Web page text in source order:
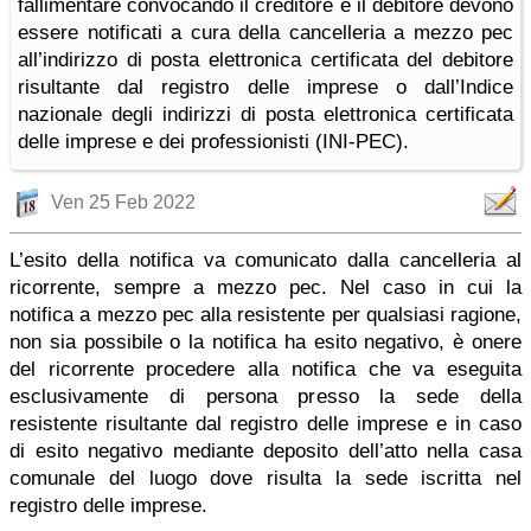
fallimentare convocando il creditore e il debitore devono
essere notificati a cura della cancelleria a mezzo pec
all’indirizzo di posta elettronica certificata del debitore
risultante dal registro delle imprese o dall’Indice
nazionale degli indirizzi di posta elettronica certificata
delle imprese e dei professionisti (INI-PEC).
Ven 25 Feb 2022
L’esito della notifica va comunicato dalla cancelleria al
ricorrente, sempre a mezzo pec. Nel caso in cui la
notifica a mezzo pec alla resistente per qualsiasi ragione,
non sia possibile o la notifica ha esito negativo, è onere
del ricorrente procedere alla notifica che va eseguita
esclusivamente di persona presso la sede della
resistente risultante dal registro delle imprese e in caso
di esito negativo mediante deposito dell’atto nella casa
comunale del luogo dove risulta la sede iscritta nel
registro delle imprese.